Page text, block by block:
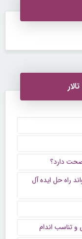
دارد؟
راه حل ایده‌ آل
تناسب اندام